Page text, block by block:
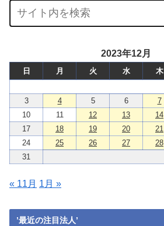
2023年12月
日 月 火 水 木
3
4 5 6 7
10
11 12 13 14
17
18 19 20 21
24
25 26 27 28
31
« 11月 1月 »
’最近の注目法人’